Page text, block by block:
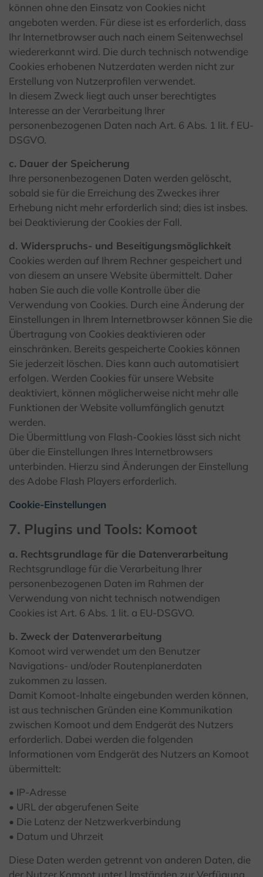
können ohne den Einsatz von Cookies nicht
angeboten werden. Für diese ist es erforderlich, dass
Ihr Internetbrowser auch nach einem Seitenwechsel
wiedererkannt wird. Die durch technisch notwendige
Cookies erhobenen Nutzerdaten werden nicht zur
Erstellung von Nutzerprofilen verwendet.
In diesem Zweck liegt auch unser berechtigtes
Interesse an der Verarbeitung Ihrer
personenbezogenen Daten nach Art. 6 Abs. 1 lit. f EU-
DSGVO.
c. Dauer der Speicherung
Ihre personenbezogenen Daten werden gelöscht,
sobald sie für die Erreichung des Zweckes ihrer
Erhebung nicht mehr erforderlich sind; dies ist insbes.
bei Deaktivierung der Cookies der Fall.
d. Widerspruchs- und Beseitigungsmöglichkeit
Cookies werden auf Ihrem Rechner gespeichert und
von diesem an unsere Website übermittelt. Daher
haben Sie auch die volle Kontrolle über die
Verwendung von Cookies. Durch eine Änderung der
Einstellungen in Ihrem Internetbrowser können Sie die
Übertragung von Cookies deaktivieren oder
einschränken. Bereits gespeicherte Cookies können
Sie jederzeit löschen. Dies kann auch automatisiert
erfolgen. Werden Cookies für unsere Website
deaktiviert, können möglicherweise nicht mehr alle
Funktionen der Website vollumfänglich genutzt
werden.
Die Übermittlung von Flash-Cookies lässt sich nicht
über die Einstellungen Ihres Internetbrowsers
unterbinden. Hierzu sind Änderungen der Einstellung
des Adobe Flash Players erforderlich.
Cookie-Einstellungen
7. Plugins und Tools: Komoot
a. Rechtsgrundlage für die Datenverarbeitung
Rechtsgrundlage für die Verarbeitung Ihrer
personenbezogenen Daten im Rahmen der
Verwendung von nicht technisch notwendigen
Cookies ist Art. 6 Abs. 1 lit. a EU-DSGVO.
b. Zweck der Datenverarbeitung
Komoot wird verwendet um den Benutzer
Navigations- und/oder Routenplanerdaten
zukommen zu lassen.
Damit Komoot-Inhalte eingebunden werden können,
ist aus technischen Gründen eine Kommunikation
zwischen Komoot und dem Endgerät des Nutzers
erforderlich. Dabei werden die folgenden
Informationen vom Endgerät des Nutzers an Komoot
übermittelt:
• IP-Adresse
• URL der abgerufenen Seite
• Die Latenz der Netzwerkverbindung
• Datum und Uhrzeit
Diese Daten werden getrennt von anderen Daten, die
der Nutzer Komoot unter Umständen zur Verfügung